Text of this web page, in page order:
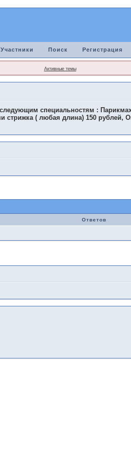
Участники Поиск Регистрация
Активные темы
специальностям :
стрижка ( любая длина) 150
Ответов